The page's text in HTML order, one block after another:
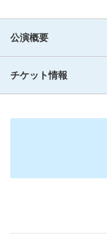
公演概要
チケット情報